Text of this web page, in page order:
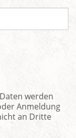
werden
Anmeldung
an Dritte